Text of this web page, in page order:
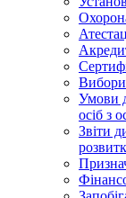
Умови
осіб з
Звіти